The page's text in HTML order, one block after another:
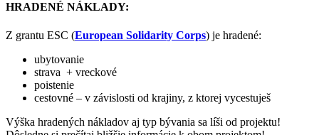
HRADENÉ NÁKLADY:
Z grantu ESC (European Solidarity Corps) je hradené:
ubytovanie
strava + vreckové
poistenie
cestovné – v závislosti od krajiny, z ktorej vycestuješ
Výška hradených nákladov aj typ bývania sa líši od projektu!